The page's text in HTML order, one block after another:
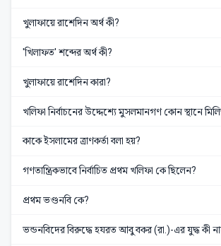
খুলাফায়ে রাশেদিন অর্থ কী?
'খিলাফত' শব্দের অর্থ কী?
খুলাফায়ে রাশেদিন কারা?
খলিফা নির্বাচনের উদ্দেশ্যে মুসলমানগণ কোন স্থানে
কাকে ইসলামের ত্রাণকর্তা বলা হয়?
গণতান্ত্রিকভাবে নির্বাচিত প্রথম খলিফা কে ছিলেন?
প্রথম ভণ্ডনবি কে?
ভন্ডনবিদের বিরুদ্ধে হযরত আবু বকর (রা.)-এর যুদ্ধ কী